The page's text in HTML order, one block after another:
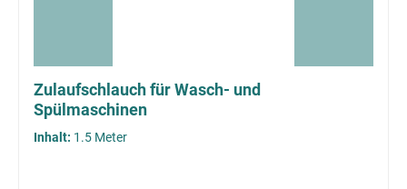
Zulaufschlauch für Wasch- und
Spülmaschinen
Inhalt: 1.5 Meter